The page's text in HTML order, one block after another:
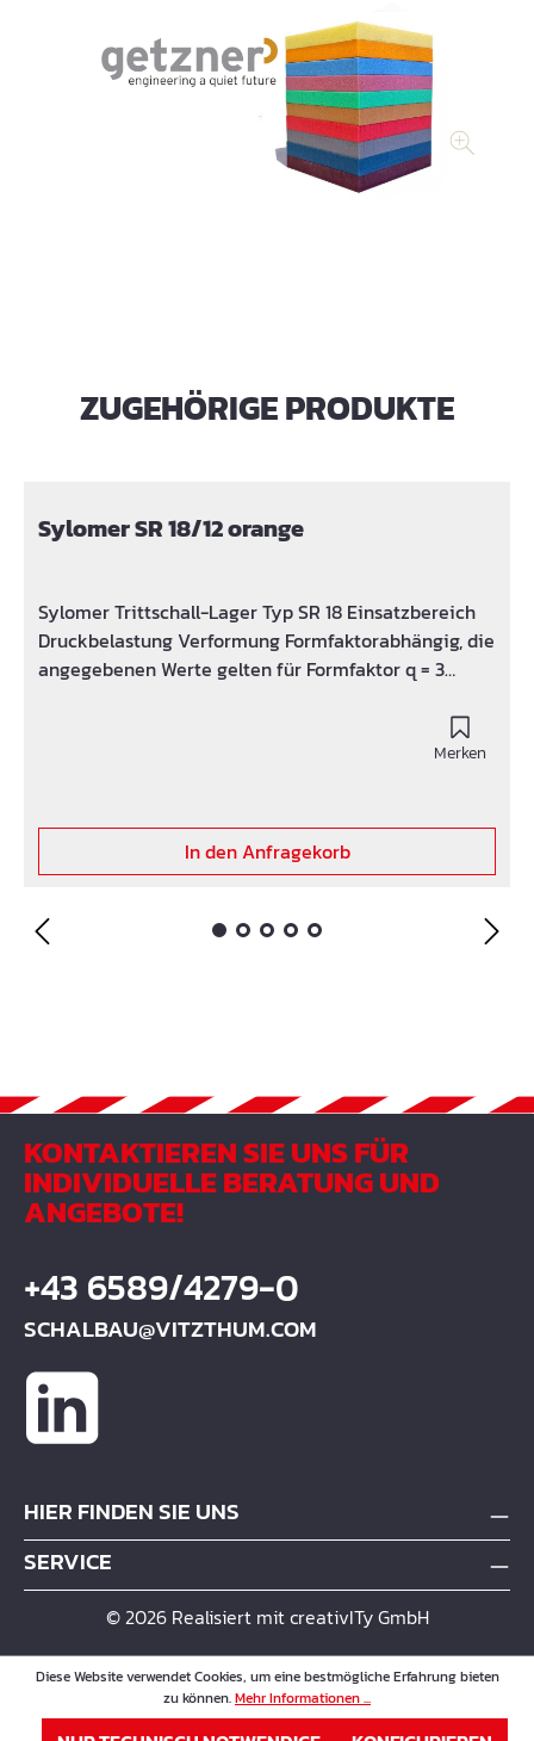
Produktgalerie überspringen
ZUGEHÖRIGE PRODUKTE
Sylomer SR 18/12 orange
Sylomer Trittschall-Lager Typ SR 18 Einsatzbereich
Druckbelastung Verformung Formfaktorabhängig, die
angegebenen Werte gelten für Formfaktor q = 3
Merken
In den Anfragekorb
KONTAKTIEREN SIE UNS FÜR
INDIVIDUELLE BERATUNG UND
ANGEBOTE!
+43 6589/4279-0
SCHALBAU@VITZTHUM.COM
HIER FINDEN SIE UNS
SERVICE
© 2026 Realisiert mit creativITy GmbH
Diese Website verwendet Cookies, um eine bestmögliche Erfahrung bieten
zu können.Mehr Informationen ...